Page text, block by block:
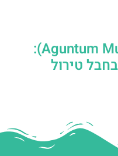
מוזיאון אגונטום (Aguntum Museum):
טירול